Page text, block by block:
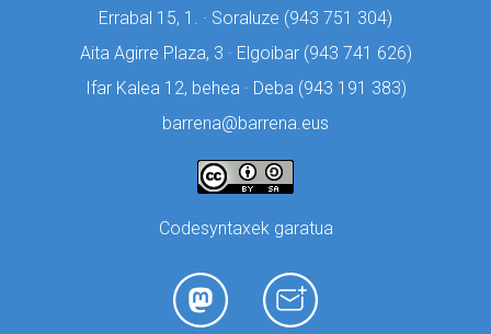
Errabal 15, 1. · Soraluze (943 751 304)
Aita Agirre Plaza, 3 · Elgoibar (943 741 626)
Ifar Kalea 12, behea · Deba (943 191 383)
barrena@barrena.eus
Codesyntaxek garatua